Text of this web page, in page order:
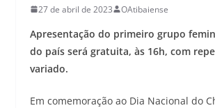
27 de abril de 2023 OAtibaiense
Apresentação do primeiro grupo
do país será gratuita, às 16h, com
variado.
Em comemoração ao Dia Nacional do